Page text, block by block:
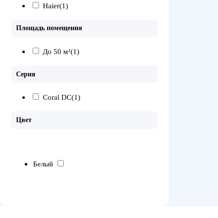
Haier(1)
Площадь помещения
До 50 м²(1)
Серия
Coral DC(1)
Цвет
Белый